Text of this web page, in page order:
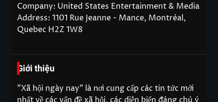
Company: United States Entertainment & Media
Address: 1101 Rue Jeanne - Mance, Montréal,
Quebec H2Z 1W8
Giới thiệu
"Xã hội ngày nay" là nơi cung cấp các tin tức mới